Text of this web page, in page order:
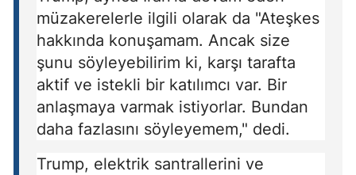
müzakerelerle ilgili olarak da "Ateşkes
hakkında konuşamam. Ancak size
şunu söyleyebilirim ki, karşı tarafta
aktif ve istekli bir katılımcı var. Bir
anlaşmaya varmak istiyorlar. Bundan
daha fazlasını söyleyemem," dedi.
Trump, elektrik santrallerini ve